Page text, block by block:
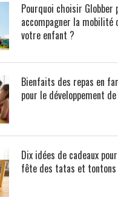
Pourquoi choisir Globber
accompagner la mobilité
votre enfant ?
Bienfaits des repas en
pour le développement
Dix idées de cadeaux
fête des tatas et tontons